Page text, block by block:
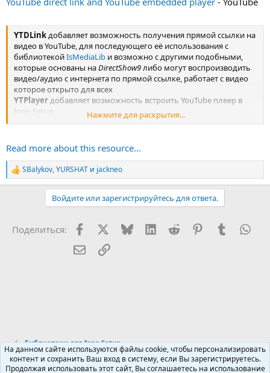
YTDLinkдобавляет возможность получения прямой ссылки на
видео в YouTube, для последующего её использования с
библиотекойIsMediaLib и возможно с другими подобными,
которые основаны наDirectShow9либо могут воспроизводить
видео/аудио с интернета по прямой ссылке, работает с видео
которое открыто для всех
YTPlayerдобавляет возможность встроить YouTube плеер в
Inno Setup
YTDLinkEXвключает обе эти библиотеки
Нажмите для раскрытия...
Read more about this resource...
Р
е
и
SBalykov,YURSHAT и jackneo
Войдите или зарегистрируйтесь для ответа.
Поделиться: FacebookX (Twitter)
BlueskyLinkedInReddit PinterestTumblr
Электронная почта
Ссылка
Библиотеки для Inno Setup
Russian (RU)
На данном сайте используются файлы cookie, чтобы персонализировать
контент и сохранить Ваш вход в систему, если Вы зарегистрируетесь.
Продолжая использовать этот сайт, Вы соглашаетесь на использование